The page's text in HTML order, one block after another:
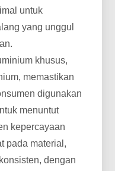
untuk
yang unggul
khusus,
memastikan
digunakan
menuntut
kepercayaan
pada material,
dengan